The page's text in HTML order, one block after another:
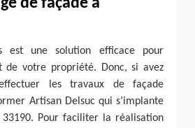
est une solution efficace pour
de votre propriété. Donc, si avez
les travaux de façade
Artisan Delsuc qui s’implante
33190. Pour faciliter la réalisation